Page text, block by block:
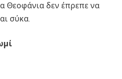
Θεοφάνια δεν έπρεπε να
σύκα.